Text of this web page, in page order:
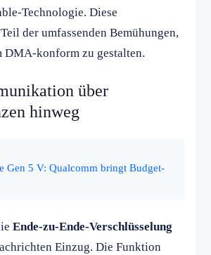
Technologie. Diese
der umfassenden Bemühungen,
DMA-konform zu gestalten.
über
hinweg
Gen 5 V: Qualcomm bringt Budget-
Ende-zu-Ende-Verschlüsselung
Einzug. Die Funktion